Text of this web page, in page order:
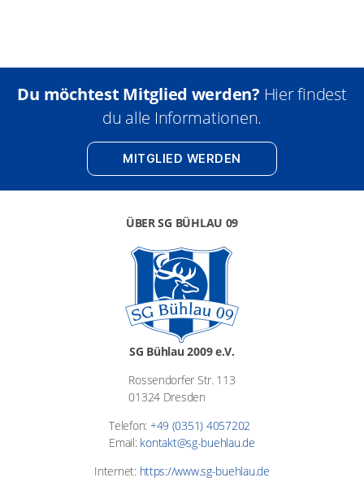
Du möchtest Mitglied werden? Hier findest
du alle Informationen.
MITGLIED WERDEN
ÜBER SG BÜHLAU 09
SG Bühlau 2009 e.V.
Rossendorfer Str. 113
01324 Dresden
Telefon: +49 (0351) 4057202
Email: kontakt@sg-buehlau.de
Internet: https://www.sg-buehlau.de